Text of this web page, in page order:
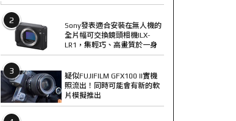
2
Sony發表適合安裝在無人機的
全片幅可交換鏡頭相機ILX-
LR1，集輕巧、高畫質於一身
3
疑似FUJIFILM GFX100 II實機
照流出！同時可能會有新的軟
片模擬推出